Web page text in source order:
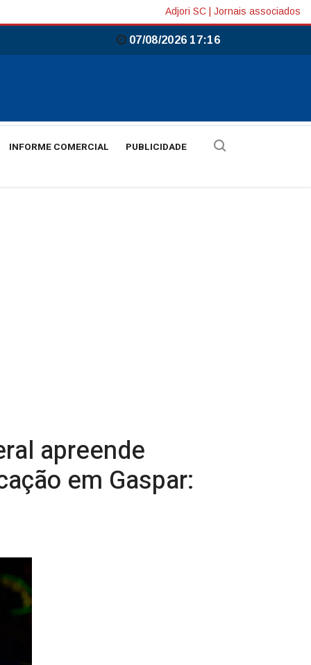
Adjori SC Jornais associados
07/08/2026 17:16
INFORME COMERCIAL PUBLICIDADE
apreende
em Gaspar: